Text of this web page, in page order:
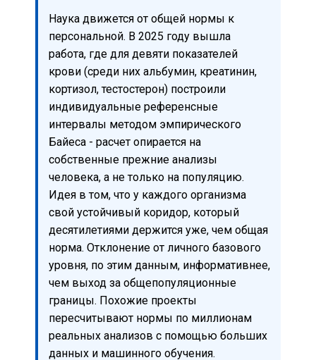
Наука движется от общей нормы к
персональной. В 2025 году вышла
работа, где для девяти показателей
крови (среди них альбумин, креатинин,
кортизол, тестостерон) построили
индивидуальные референсные
интервалы методом эмпирического
Байеса - расчет опирается на
собственные прежние анализы
человека, а не только на популяцию.
Идея в том, что у каждого организма
свой устойчивый коридор, который
десятилетиями держится уже, чем общая
норма. Отклонение от личного базового
уровня, по этим данным, информативнее,
чем выход за общепопуляционные
границы. Похожие проекты
пересчитывают нормы по миллионам
реальных анализов с помощью больших
данных и машинного обучения.